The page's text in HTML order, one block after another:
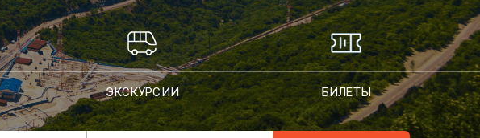
ЭКСКУРСИИ БИЛЕТЫ